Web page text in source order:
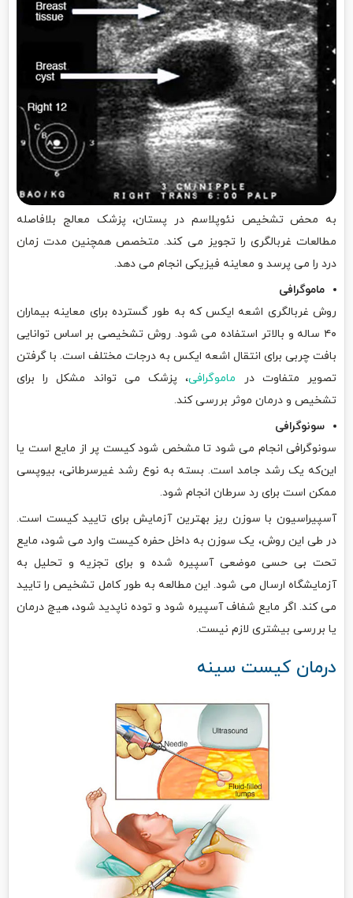
به محض تشخیص نئوپلاسم در پستان، پزشک معالج بلافاصله
مطالعات غربالگری را تجویز می کند. متخصص همچنین مدت زمان
درد را می پرسد و معاینه فیزیکی انجام می دهد.
ماموگرافی
روش غربالگری اشعه ایکس که به طور گسترده برای معاینه بیماران
۴۰ ساله و بالاتر استفاده می شود. روش تشخیصی بر اساس توانایی
بافت چربی برای انتقال اشعه ایکس به درجات مختلف است. با گرفتن
تصویر متفاوت در ماموگرافی، پزشک می تواند مشکل را برای
تشخیص و درمان موثر بررسی کند.
سونوگرافی
سونوگرافی انجام می شود تا مشخص شود کیست پر از مایع است یا
این‌که یک رشد جامد است. بسته به نوع رشد غیرسرطانی، بیوپسی
ممکن است برای رد سرطان انجام شود.
آسپیراسیون با سوزن ریز بهترین آزمایش برای تایید کیست است.
در طی این روش، یک سوزن به داخل حفره کیست وارد می شود، مایع
تحت بی حسی موضعی آسپیره شده و برای تجزیه و تحلیل به
آزمایشگاه ارسال می شود. این مطالعه به طور کامل تشخیص را تایید
می کند. اگر مایع شفاف آسپیره شود و توده ناپدید شود، هیچ درمان
یا بررسی بیشتری لازم نیست.
درمان کیست سینه